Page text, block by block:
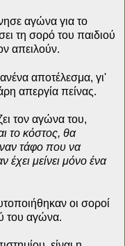
αγώνα για το
τη σορό του παιδιού
απειλούν.
αποτέλεσμα, γι'
απεργία πείνας.
τον αγώνα του,
το κόστος, θα
τάφο που να
μείνει μόνο ένα
οι σοροί
του αγώνα.